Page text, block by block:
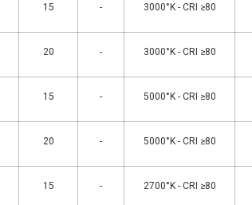
15 - 3000°K - CRI ≥80
20 - 3000°K - CRI ≥80
15 - 5000°K - CRI ≥80
20 - 5000°K - CRI ≥80
15 - 2700°K - CRI ≥80